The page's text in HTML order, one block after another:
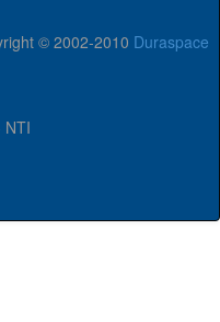
© 2002-2010 Duraspace
NTI